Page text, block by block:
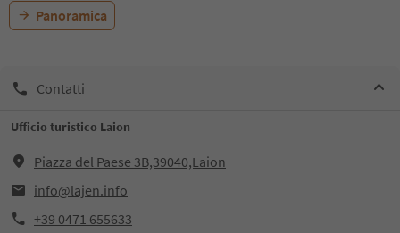
Panoramica
Contatti
Ufficio turistico Laion
Piazza del Paese 3B,39040,Laion
info@lajen.info
+39 0471 655633